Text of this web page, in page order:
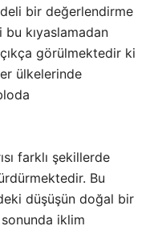
bir değerlendirme
kıyaslamadan
görülmektedir ki
ülkelerinde
farklı şekillerde
Bu
düşüşün doğal bir
iklim